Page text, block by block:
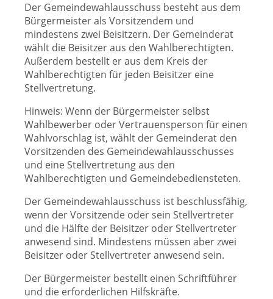
Der Gemeindewahlausschuss besteht aus dem
Bürgermeister als Vorsitzendem und
mindestens zwei Beisitzern. Der Gemeinderat
wählt die Beisitzer aus den Wahlberechtigten.
Außerdem bestellt er aus dem Kreis der
Wahlberechtigten für jeden Beisitzer eine
Stellvertretung.
Hinweis: Wenn der Bürgermeister selbst
Wahlbewerber oder Vertrauensperson für einen
Wahlvorschlag ist, wählt der Gemeinderat den
Vorsitzenden des Gemeindewahlausschusses
und eine Stellvertretung aus den
Wahlberechtigten und Gemeindebediensteten.
Der Gemeindewahlausschuss ist beschlussfähig,
wenn der Vorsitzende oder sein Stellvertreter
und die Hälfte der Beisitzer oder Stellvertreter
anwesend sind. Mindestens müssen aber zwei
Beisitzer oder Stellvertreter anwesend sein.
Der Bürgermeister bestellt einen Schriftführer
und die erforderlichen Hilfskräfte.